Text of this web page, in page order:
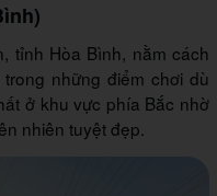
tỉnh Hòa Bình, nằm cách
những điểm chơi dù
ở khu vực phía Bắc nhờ
nhiên tuyệt đẹp.